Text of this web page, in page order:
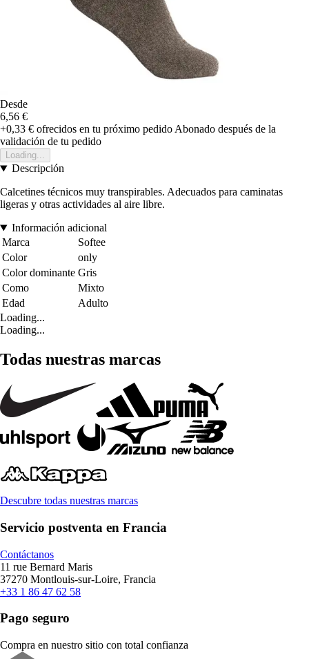
Desde
6,56 €
+0,33 € ofrecidos en tu próximo pedido Abonado después de la
validación de tu pedido
Loading...
Descripción
Calcetines técnicos muy transpirables. Adecuados para caminatas
ligeras y otras actividades al aire libre.
Información adicional
Marca
Softee
Color
only
Color dominante Gris
Como
Mixto
Edad
Adulto
Loading...
Loading...
Todas nuestras marcas
Descubre todas nuestras marcas
Servicio postventa en Francia
Contáctanos
11 rue Bernard Maris
37270 Montlouis-sur-Loire, Francia
+33 1 86 47 62 58
Pago seguro
Compra en nuestro sitio con total confianza